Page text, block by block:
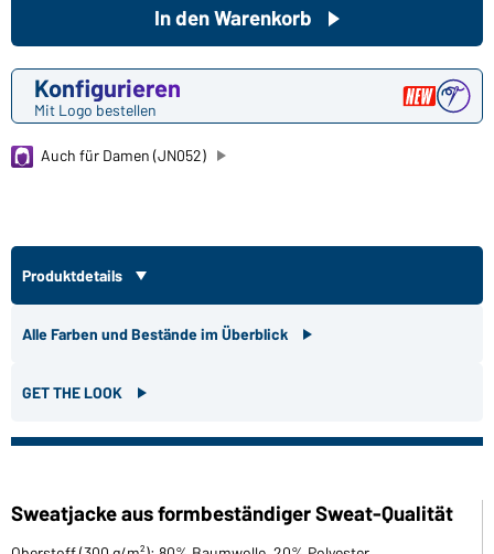
Konfigurieren
Mit Logo bestellen
In den Warenkorb
Auch für Damen (JN052)
Produktdetails
Alle Farben und Bestände im Überblick
GET THE LOOK
Sweatjacke aus formbeständiger Sweat-Qualität